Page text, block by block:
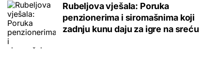
Rubeljova vješala: Poruka
penzionerima i siromašnima koji
zadnju kunu daju za igre na sreću